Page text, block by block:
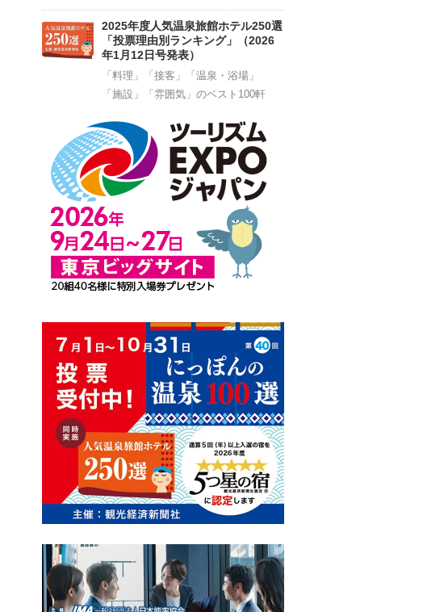
2025年度人気温泉旅館ホテル250選
「投票理由別ランキング」（2026
年1月12日号発表）
「料理」「接客」「温泉・浴場」
「施設」「雰囲気」のベスト100軒